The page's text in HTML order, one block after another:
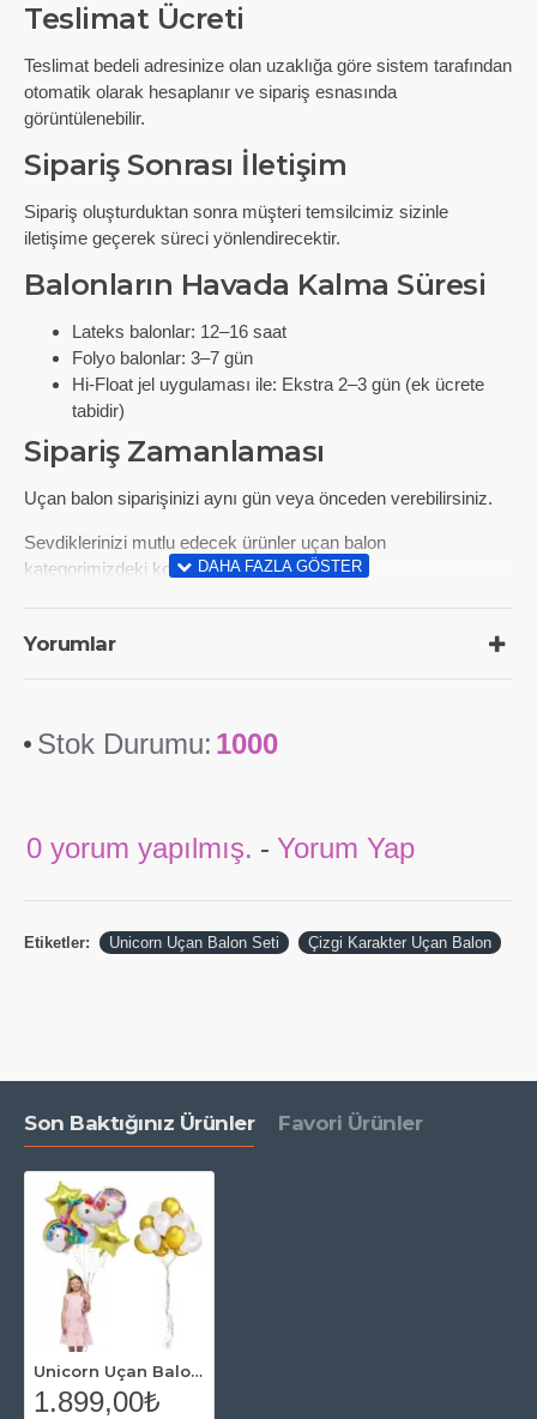
Teslimat Ücreti
Teslimat bedeli adresinize olan uzaklığa göre sistem tarafından
otomatik olarak hesaplanır ve sipariş esnasında
görüntülenebilir.
Sipariş Sonrası İletişim
Sipariş oluşturduktan sonra müşteri temsilcimiz sizinle
iletişime geçerek süreci yönlendirecektir.
Balonların Havada Kalma Süresi
Lateks balonlar: 12–16 saat
Folyo balonlar: 3–7 gün
Hi-Float jel uygulaması ile: Ekstra 2–3 gün (ek ücrete
tabidir)
Sipariş Zamanlaması
Uçan balon siparişinizi aynı gün veya önceden verebilirsiniz.
Sevdiklerinizi mutlu edecek ürünler uçan balon
kategorimizdeki koleksiyonda sizi bekliyor.
Yorumlar
Stok Durumu: 1000
0 yorum yapılmış. - Yorum Yap
Etiketler: Unicorn Uçan Balon Seti Çizgi Karakter Uçan Balon
Son Baktığınız Ürünler Favori Ürünler
Unicorn Uçan Balon Demet Seti
1.899,00₺